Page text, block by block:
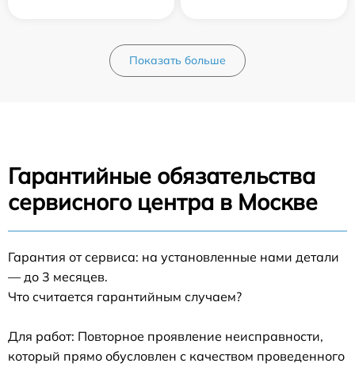
Показать больше
Гарантийные обязательства
сервисного центра в Москве
Гарантия от сервиса: на установленные нами детали
— до 3 месяцев.
Что считается гарантийным случаем?
Для работ: Повторное проявление неисправности,
который прямо обусловлен с качеством проведенного